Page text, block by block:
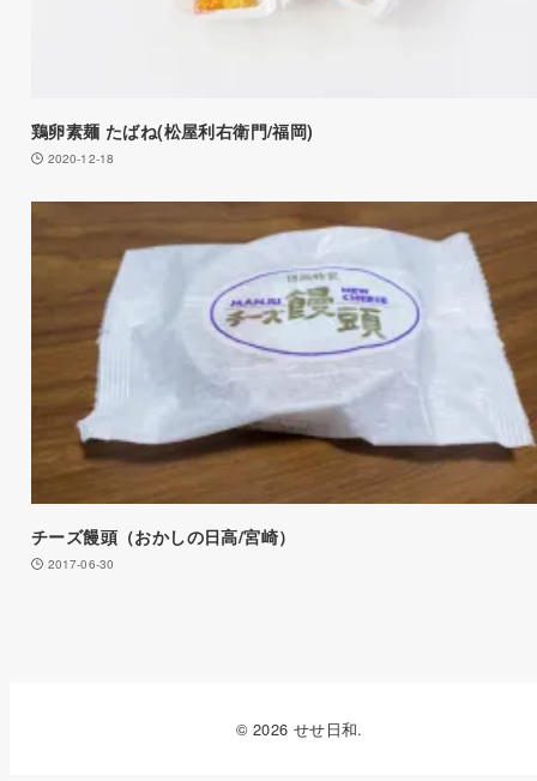
鶏卵素麺 たばね(松屋利右衛門/福岡)
2020-12-18
チーズ饅頭（おかしの日高/宮崎）
2017-06-30
© 2026 せせ日和.